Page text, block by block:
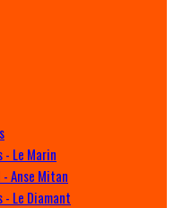
Le Marin
Anse Mitan
Le Diamant